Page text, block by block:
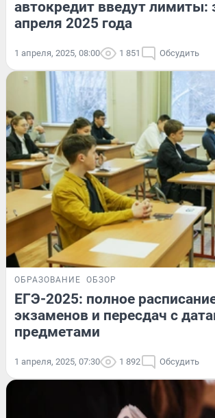
автокредит введут лимиты:
апреля 2025 года
1 апреля, 2025, 08:00 1 851 Обсудить
ОБРАЗОВАНИЕ ОБЗОР
ЕГЭ-2025: полное
экзаменов и пересдач с
предметами
1 апреля, 2025, 07:30 1 892 Обсудить